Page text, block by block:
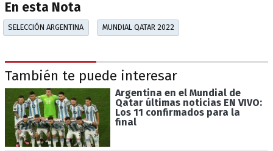
En esta Nota
SELECCIÓN ARGENTINA MUNDIAL QATAR 2022
También te puede interesar
Argentina en el Mundial de
Qatar últimas noticias EN VIVO:
Los 11 confirmados para la
final